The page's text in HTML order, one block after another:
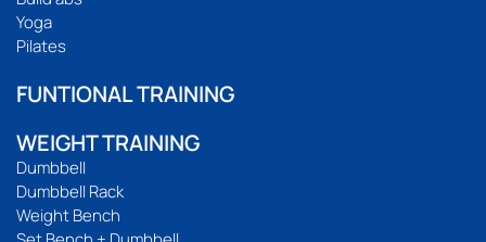
Yoga
Pilates
FUNTIONAL TRAINING
WEIGHT TRAINING
Dumbbell
Dumbbell Rack
Weight Bench